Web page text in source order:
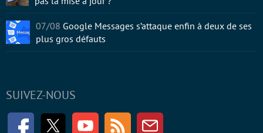
SUIVEZ-NOUS
FacebookTwitter Youtube RSS Newsletter
07/08 Google Messages s’attaque enfin à deux de ses
plus gros défauts